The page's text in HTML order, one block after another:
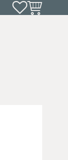
Favoriter
Kundvagn